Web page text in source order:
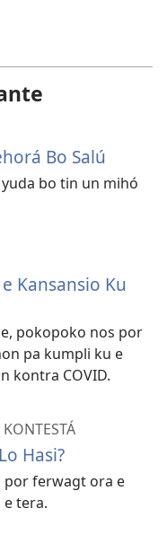
Bo Salú
bo tin un mihó
Kansansio Ku
pokopoko nos por
pa kumpli ku e
kontra COVID.
Hasi?
por ferwagt ora e
tera.